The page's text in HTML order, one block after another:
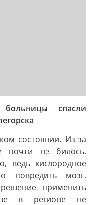
спасли
состоянии. Из-за
почти не билось.
ведь кислородное
повредить мозг.
применить
в регионе не